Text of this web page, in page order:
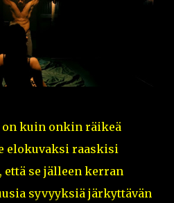
on kuin onkin räikeä
elokuvaksi raaskisi
että se jälleen kerran
syvyyksiä järkyttävän